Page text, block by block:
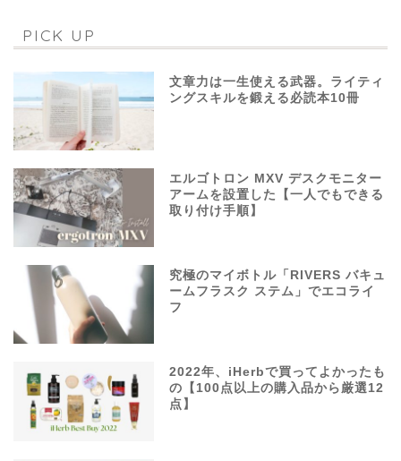
PICK UP
文章力は一生使える武器。ライティ
ングスキルを鍛える必読本10冊
エルゴトロン MXV デスクモニター
アームを設置した【一人でもできる
取り付け手順】
究極のマイボトル「RIVERS バキュ
ームフラスク ステム」でエコライ
フ
2022年、iHerbで買ってよかったも
の【100点以上の購入品から厳選12
点】